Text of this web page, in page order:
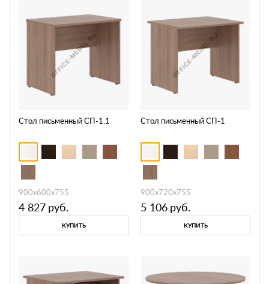
Стол письменный СП-1.1
900х600х755
4 827 руб.
КУПИТЬ
Стол письменный СП-1
900х720х755
5 106 руб.
КУПИТЬ